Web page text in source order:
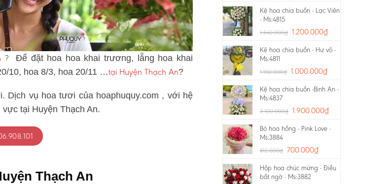
?Để đặt hoa hoa khai trương, lẵng hoa khai
10, hoa 8/3, hoa 20/11 …tại Huyện Thạch An?
Dịch vụ hoa tươi của hoaphuquy.com , với hệ
tại Huyện Thạch An.
Thạch An
Kệ hoa chia buồn - Lạc Viên
- Ms:4815
1.540.000₫ 1.200.000₫
Kệ hoa chia buồn - Hư vô -
Ms:4811
1.150.000₫ 1.000.000₫
Kệ hoa chia buồn -Bình An -
Ms:4837
2.100.000₫ 1.900.000₫
Bó hoa hồng - Pink Love -
Ms:3884
812.000₫ 700.000₫
Hộp hoa chúc mừng - Điều
bất ngờ - Ms:3882